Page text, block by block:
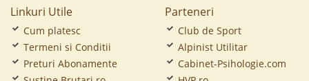
Linkuri Utile
Cum platesc
Termeni si Conditii
Preturi Abonamente
Parteneri
Club de Sport
Alpinist Utilitar
Cabinet-Psihologie.com